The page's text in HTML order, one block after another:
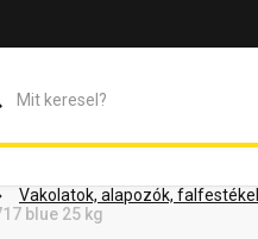
Vakolatok, alapozók,
blue 25 kg
Dokumentumok Vásárlói